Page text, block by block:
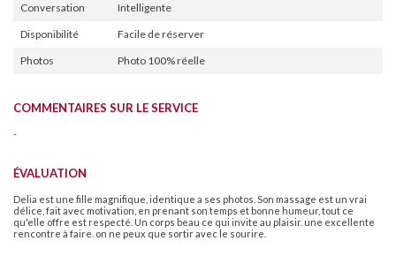
Conversation
Intelligente
Disponibilité
Facile de réserver
Photos
Photo 100% réelle
COMMENTAIRES SUR LE SERVICE
-
ÉVALUATION
Delia est une fille magnifique, identique a ses photos. Son massage est un vrai
délice, fait avec motivation, en prenant son temps et bonne humeur, tout ce
qu'elle offre est respecté. Un corps beau ce qui invite au plaisir. une excellente
rencontre à faire. on ne peux que sortir avec le sourire.